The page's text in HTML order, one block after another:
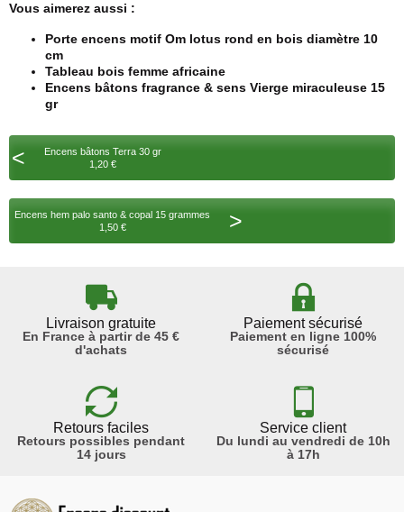
Vous aimerez aussi :
Porte encens motif Om lotus rond en bois diamètre 10
cm
Tableau bois femme africaine
Encens bâtons fragrance & sens Vierge miraculeuse 15
gr
<
Encens bâtons Terra 30 gr
1,20 €
Encens hem palo santo & copal 15 grammes
1,50 €
>
Livraison gratuite
En France à partir de 45 €
d'achats
Paiement sécurisé
Paiement en ligne 100%
sécurisé
Retours faciles
Retours possibles pendant
14 jours
Service client
Du lundi au vendredi de 10h
à 17h